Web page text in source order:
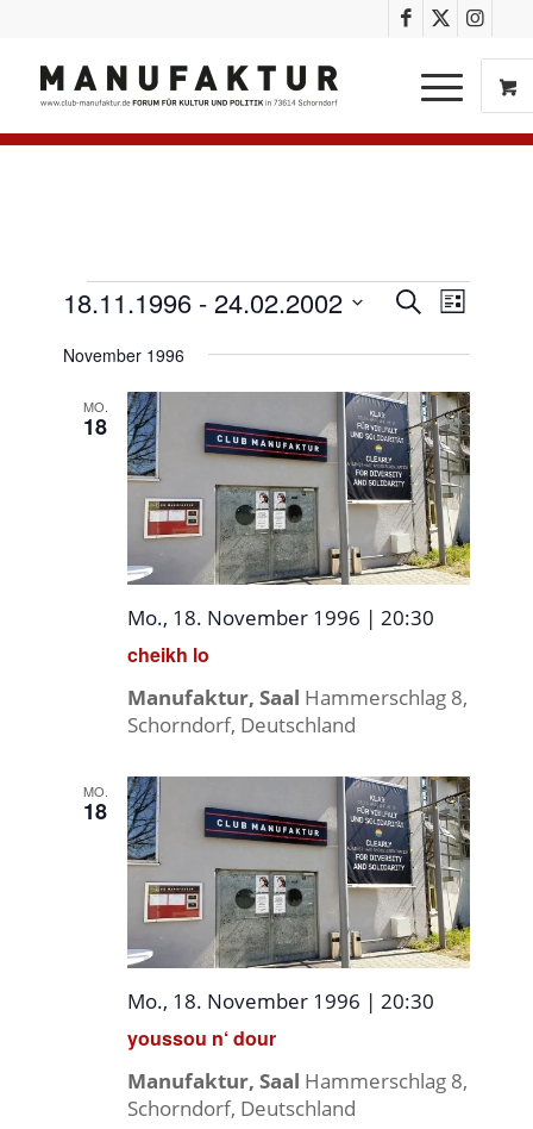
SucheListe
18.11.1996 - 24.02.2002
wählen.
November 1996
MO.
18
cheikh lo
Mo., 18. November 1996 | 20:30
Manufaktur, Saal Hammerschlag 8,
Schorndorf, Deutschland
MO.
18
youssou n‘ dour
Mo., 18. November 1996 | 20:30
Manufaktur, Saal Hammerschlag 8,
Schorndorf, Deutschland